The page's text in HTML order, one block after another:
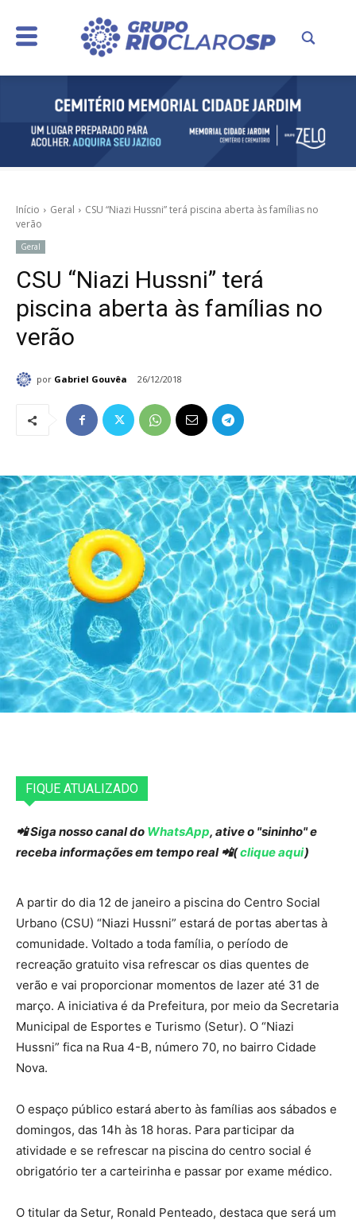
Início Geral
CSU “Niazi Hussni” terá piscina aberta às famílias no
verão
Geral
CSU “Niazi Hussni” terá
piscina aberta às famílias no
verão
por Gabriel Gouvêa 26/12/2018
FIQUE ATUALIZADO
📲 Siga nosso canal do WhatsApp, ative o "sininho" e
receba informações em tempo real 📲(clique aqui)
A partir do dia 12 de janeiro a piscina do Centro Social
Urbano (CSU) “Niazi Hussni” estará de portas abertas à
comunidade. Voltado a toda família, o período de
recreação gratuito visa refrescar os dias quentes de
verão e vai proporcionar momentos de lazer até 31 de
março. A iniciativa é da Prefeitura, por meio da Secretaria
Municipal de Esportes e Turismo (Setur). O “Niazi
Hussni” fica na Rua 4-B, número 70, no bairro Cidade
Nova.
O espaço público estará aberto às famílias aos sábados e
domingos, das 14h às 18 horas. Para participar da
atividade e se refrescar na piscina do centro social é
obrigatório ter a carteirinha e passar por exame médico.
O titular da Setur, Ronald Penteado, destaca que será um